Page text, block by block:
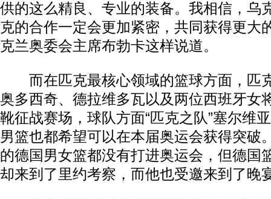
供的这么精良、专业的装备。我相信，乌
克的合作一定会更加紧密，共同获得更大
克兰奥委会主席布勃卡这样说道。
而在匹克最核心领域的篮球方面，匹
奥多西奇、德拉维多瓦以及两位西班牙女
靴征战赛场，球队方面“匹克之队”塞尔维
男篮也都希望可以在本届奥运会获得突破
的德国男女篮都没有打进奥运会，但德国
却来到了里约考察，而他也受邀来到了晚